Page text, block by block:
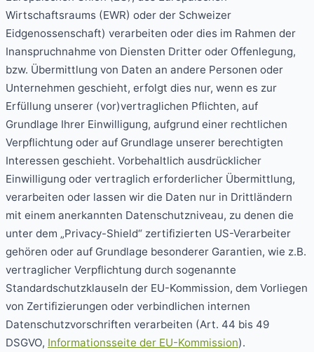
Wirtschaftsraums (EWR) oder der Schweizer
Eidgenossenschaft) verarbeiten oder dies im Rahmen der
Inanspruchnahme von Diensten Dritter oder Offenlegung,
bzw. Übermittlung von Daten an andere Personen oder
Unternehmen geschieht, erfolgt dies nur, wenn es zur
Erfüllung unserer (vor)vertraglichen Pflichten, auf
Grundlage Ihrer Einwilligung, aufgrund einer rechtlichen
Verpflichtung oder auf Grundlage unserer berechtigten
Interessen geschieht. Vorbehaltlich ausdrücklicher
Einwilligung oder vertraglich erforderlicher Übermittlung,
verarbeiten oder lassen wir die Daten nur in Drittländern
mit einem anerkannten Datenschutzniveau, zu denen die
unter dem „Privacy-Shield“ zertifizierten US-Verarbeiter
gehören oder auf Grundlage besonderer Garantien, wie z.B.
vertraglicher Verpflichtung durch sogenannte
Standardschutzklauseln der EU-Kommission, dem Vorliegen
von Zertifizierungen oder verbindlichen internen
Datenschutzvorschriften verarbeiten (Art. 44 bis 49
DSGVO, Informationsseite der EU-Kommission).